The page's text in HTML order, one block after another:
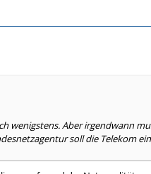
wenigstens. Aber irgendwann
soll die Telekom